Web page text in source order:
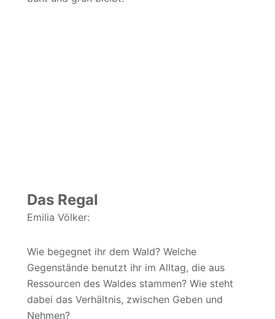
Das Regal
Emilia Völker:
Wie begegnet ihr dem Wald? Welche
Gegenstände benutzt ihr im Alltag, die aus
Ressourcen des Waldes stammen? Wie steht
dabei das Verhältnis, zwischen Geben und
Nehmen?